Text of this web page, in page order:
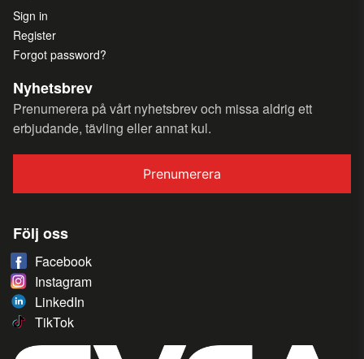
Sign in
Register
Forgot password?
Nyhetsbrev
Prenumerera på vårt nyhetsbrev och missa aldrig ett
erbjudande, tävling eller annat kul.
Prenumerera
Följ oss
Facebook
Instagram
LinkedIn
TikTok